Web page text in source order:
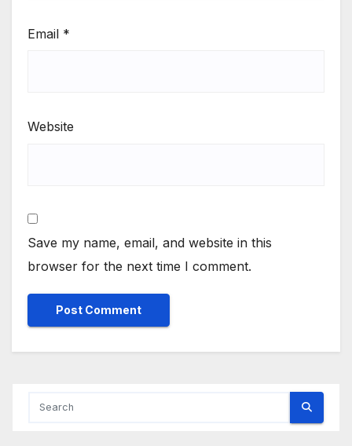
Email *
Website
Save my name, email, and website in this
browser for the next time I comment.